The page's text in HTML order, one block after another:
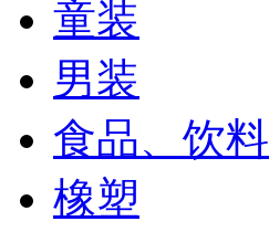
童装
男装
食品、饮料
橡塑